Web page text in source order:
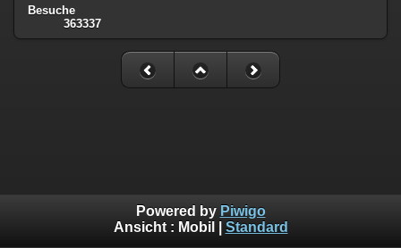
Besuche
363337
Powered by Piwigo
Ansicht : Mobil Standard